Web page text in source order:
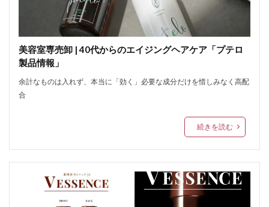
美容室専売卸 | 40代からのエイジングヘアケア「プテロ
製品情報」
余計なものは入れず、本当に「効く」必要な成分だけを惜しみなく高配
合
続きを読む